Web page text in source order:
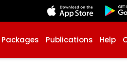
Packages Publications Help